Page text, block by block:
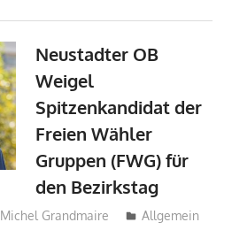
Neustadter OB
Weigel
Spitzenkandidat der
Freien Wähler
Gruppen (FWG) für
den Bezirkstag
Michel Grandmaire Allgemein